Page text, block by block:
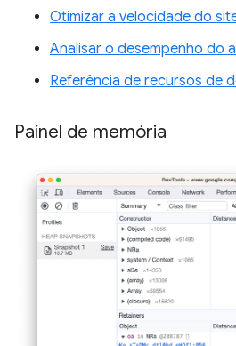
Otimizar a velocidade do
Analisar o desempenho do
Referência de recursos de
Painel de memória